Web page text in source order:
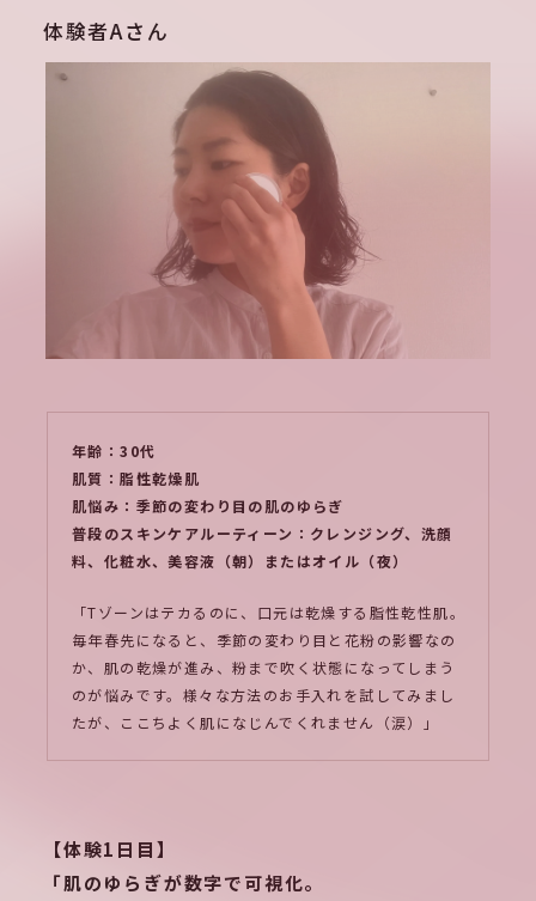
体験者Aさん
年齢：30代
肌質：脂性乾燥肌
肌悩み：季節の変わり目の肌のゆらぎ
普段のスキンケアルーティーン：クレンジング、洗顔
料、化粧水、美容液（朝）またはオイル（夜）
「Tゾーンはテカるのに、口元は乾燥する脂性乾性肌。
毎年春先になると、季節の変わり目と花粉の影響なの
か、肌の乾燥が進み、粉まで吹く状態になってしまう
のが悩みです。様々な方法のお手入れを試してみまし
たが、ここちよく肌になじんでくれません（涙）」
【体験1日目】
「肌のゆらぎが数字で可視化。